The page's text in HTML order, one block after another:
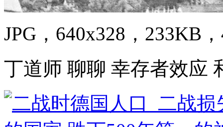
JPG，640x328，233KB
丁道师 聊聊 幸存者效应